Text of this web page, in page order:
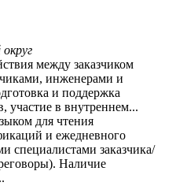
между заказчиком
инженерами и
и поддержка
участие в внутреннем...
для чтения
и ежедневного
специалистами заказчика/
Наличие